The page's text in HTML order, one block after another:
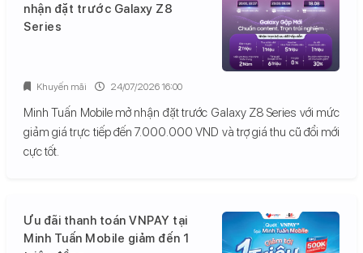
nhận đặt trước Galaxy Z8
Series
Minh Tuấn Mobile mở nhận đặt trước Galaxy Z8 Series với mức
giảm giá trực tiếp đến 7.000.000 VND và trợ giá thu cũ đổi mới
cực tốt.
Khuyến mãi 24/07/2026 16:00
Ưu đãi thanh toán VNPAY tại
Minh Tuấn Mobile giảm đến 1